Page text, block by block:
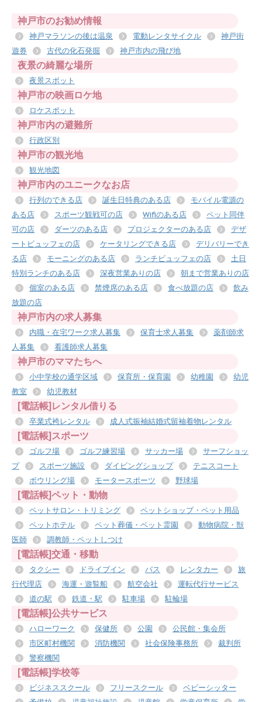
神戸市のお勧め情報
神戸マラソンの後は温泉 電動レンタサイクル
神戸街
遊券
古代の化石発掘 神戸市内の飛び地
夜景の綺麗な場所
夜景スポット
神戸市の映画ロケ地
ロケスポット
神戸市内の避難所
行政区別
神戸市の観光地
観光地図
神戸市内のユニークなお店
行列のできる店 誕生日特典のある店
モバイル電源の
ある店
スポーツ観戦可の店 Wifiのある店
ペット同伴
可の店
ダーツのある店 プロジェクターのある店
デザ
ートビュッフェの店
ケータリングできる店
デリバリーでき
る店
モーニングのある店 ランチビュッフェの店
土日
特別ランチのある店
深夜営業ありの店
朝まで営業ありの店
個室のある店
禁煙席のある店 食べ放題の店
飲み
放題の店
神戸市内の求人募集
内職・在宅ワーク求人募集 保育士求人募集
薬剤師求
人募集
看護師求人募集
神戸市のママたちへ
小中学校の通学区域 保育所・保育園 幼稚園
幼児
教室
幼児教材
[電話帳]レンタル借りる
卒業式袴レンタル 成人式振袖結婚式留袖着物レンタル
[電話帳]スポーツ
ゴルフ場 ゴルフ練習場 サッカー場
サーフショッ
プ
スポーツ施設 ダイビングショップ
テニスコート
ボウリング場
モータースポーツ 野球場
[電話帳]ペット・動物
ペットサロン・トリミング
ペットショップ・ペット用品
ペットホテル
ペット葬儀・ペット霊園
動物病院・獣
医師
調教師・ペットしつけ
[電話帳]交通・移動
タクシー ドライブイン バス レンタカー
旅
行代理店
海運・遊覧船 航空会社
運転代行サービス
道の駅
鉄道・駅 駐車場 駐輪場
[電話帳]公共サービス
ハローワーク 保健所 公園
公民館・集会所
市区町村機関
消防機関 社会保険事務所
裁判所
警察機関
[電話帳]学校等
ビジネススクール フリースクール
ベビーシッター